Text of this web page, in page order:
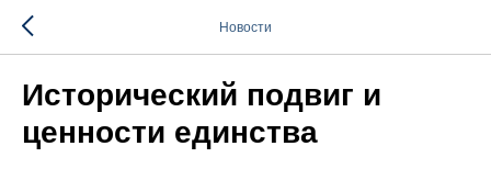
Новости
Исторический подвиг и
ценности единства